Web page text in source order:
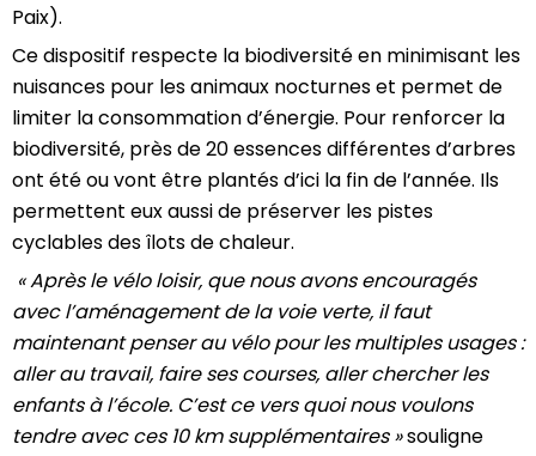
Paix).
Ce dispositif respecte la biodiversité en minimisant les
nuisances pour les animaux nocturnes et permet de
limiter la consommation d’énergie. Pour renforcer la
biodiversité, près de 20 essences différentes d’arbres
ont été ou vont être plantés d’ici la fin de l’année. Ils
permettent eux aussi de préserver les pistes
cyclables des îlots de chaleur.
« Après le vélo loisir, que nous avons encouragés
avec l’aménagement de la voie verte, il faut
maintenant penser au vélo pour les multiples usages :
aller au travail, faire ses courses, aller chercher les
enfants à l’école. C’est ce vers quoi nous voulons
tendre avec ces 10 km supplémentaires »souligne